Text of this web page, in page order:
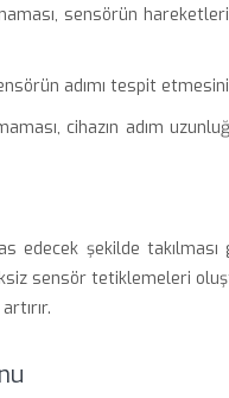
sensörün
adımı tespit
cihazın adım
edecek şekilde takılması
sensör tetiklemeleri